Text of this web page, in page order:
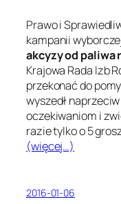
Prawo i
kampanii
akcyzy od paliwa
Krajowa Rada Izb
przekonać do
wyszedł
oczekiwaniom i
razie tylko o 5
(więcej…)
2016-01-06